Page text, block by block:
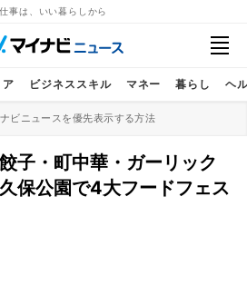
事は、いい暮らしから
ア ビジネススキル マネー 暮らし ヘ
ビニュースを優先表示する方法
子・町中華・ガーリック
保公園で4大フードフェス